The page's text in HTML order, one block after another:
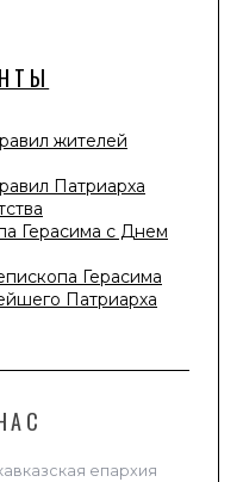
жителей
Патриарха
Герасима с Днем
Герасима
Патриарха
епархия